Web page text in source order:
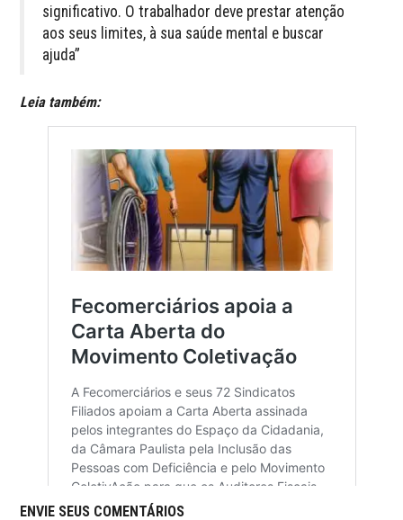
significativo. O trabalhador deve prestar atenção
aos seus limites, à sua saúde mental e buscar
ajuda”
Leia também:
ENVIE SEUS COMENTÁRIOS